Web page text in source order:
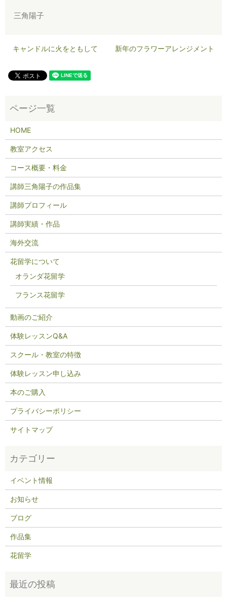
三角陽子
キャンドルに火をともして 新年のフラワーアレンジメント
HOME
教室アクセス
コース概要・料金
講師三角陽子の作品集
講師プロフィール
講師実績・作品
海外交流
花留学について
オランダ花留学
フランス花留学
動画のご紹介
体験レッスンQ&A
スクール・教室の特徴
体験レッスン申し込み
本のご購入
プライバシーポリシー
サイトマップ
イベント情報
お知らせ
ブログ
作品集
花留学